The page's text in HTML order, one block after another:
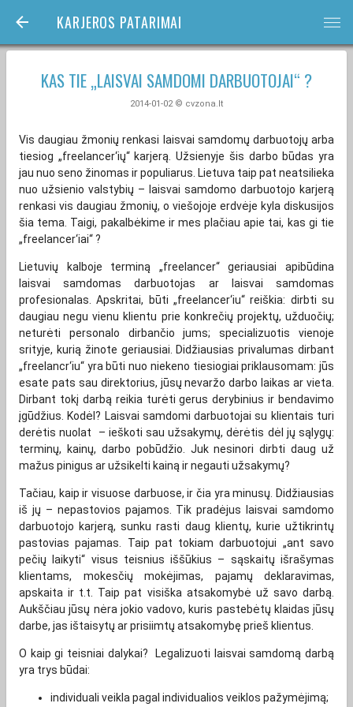
KARJEROS PATARIMAI bars
KAS TIE „LAISVAI SAMDOMI DARBUOTOJAI“ ?
2014-01-02 © cvzona.lt
Vis daugiau žmonių renkasi laisvai samdomų darbuotojų arba
tiesiog „freelancer‘ių“ karjerą. Užsienyje šis darbo būdas yra
jau nuo seno žinomas ir populiarus. Lietuva taip pat neatsilieka
nuo užsienio valstybių – laisvai samdomo darbuotojo karjerą
renkasi vis daugiau žmonių, o viešojoje erdvėje kyla diskusijos
šia tema. Taigi, pakalbėkime ir mes plačiau apie tai, kas gi tie
„freelancer‘iai“ ?
Lietuvių kalboje terminą „freelancer“ geriausiai apibūdina
laisvai samdomas darbuotojas ar laisvai samdomas
profesionalas. Apskritai, būti „freelancer‘iu“ reiškia: dirbti su
daugiau negu vienu klientu prie konkrečių projektų, užduočių;
neturėti personalo dirbančio jums; specializuotis vienoje
srityje, kurią žinote geriausiai. Didžiausias privalumas dirbant
„freelancr‘iu“ yra būti nuo niekeno tiesiogiai priklausomam: jūs
esate pats sau direktorius, jūsų nevaržo darbo laikas ar vieta.
Dirbant tokį darbą reikia turėti gerus derybinius ir bendavimo
įgūdžius. Kodėl? Laisvai samdomi darbuotojai su klientais turi
derėtis nuolat – ieškoti sau užsakymų, dėrėtis dėl jų sąlygų:
terminų, kainų, darbo pobūdžio. Juk nesinori dirbti daug už
mažus pinigus ar užsikelti kainą ir negauti užsakymų?
Tačiau, kaip ir visuose darbuose, ir čia yra minusų. Didžiausias
iš jų – nepastovios pajamos. Tik pradėjus laisvai samdomo
darbuotojo karjerą, sunku rasti daug klientų, kurie užtikrintų
pastovias pajamas. Taip pat tokiam darbuotojui „ant savo
pečių laikyti“ visus teisnius iššūkius – sąskaitų išrašymas
klientams, mokesčių mokėjimas, pajamų deklaravimas,
apskaita ir t.t. Taip pat visiška atsakomybė už savo darbą.
Aukščiau jūsų nėra jokio vadovo, kuris pastebėtų klaidas jūsų
darbe, jas ištaisytų ar prisiimtų atsakomybę prieš klientus.
O kaip gi teisniai dalykai? Legalizuoti laisvai samdomą darbą
yra trys būdai:
individuali veikla pagal individualios veiklos pažymėjimą;